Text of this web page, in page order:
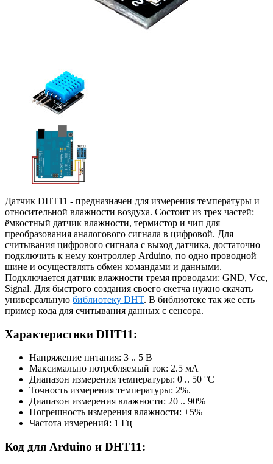
Датчик DHT11 - предназначен для измерения температуры и
относительной влажности воздуха. Состоит из трех частей:
ёмкостный датчик влажности, термистор и чип для
преобразования аналогового сигнала в цифровой. Для
считывания цифрового сигнала с выход датчика, достаточно
подключить к нему контроллер Arduino, по одно проводной
шине и осуществлять обмен командами и данными.
Подключается датчик влажности тремя проводами: GND, Vcc,
Signal. Для быстрого создания своего скетча нужно скачать
универсальную библиотеку DHT. В библиотеке так же есть
пример кода для считывания данных с сенсора.
Характеристики DHT11:
Напряжение питания: 3 .. 5 В
Максимально потребляемый ток: 2.5 мА
Диапазон измерения температуры: 0 .. 50 °С
Точность измерения температуры: 2%.
Диапазон измерения влажности: 20 .. 90%
Погрешность измерения влажности: ±5%
Частота измерений: 1 Гц
Код для Arduino и DHT11: